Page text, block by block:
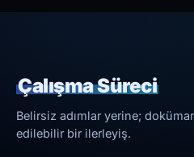
Çalışma Süreci
Belirsiz adımlar yerine;
edilebilir bir ilerleyiş.